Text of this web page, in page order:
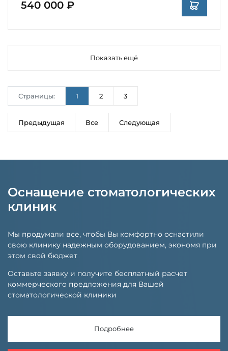
540 000 ₽
Показать ещё
Страницы: 1 2 3
Предыдущая Все Следующая
Оснащение стоматологических
клиник
Мы продумали все, чтобы Вы комфортно оснастили
свою клинику надежным оборудованием, экономя при
этом свой бюджет
Оставьте заявку и получите бесплатный расчет
коммерческого предложения для Вашей
стоматологической клиники
Подробнее